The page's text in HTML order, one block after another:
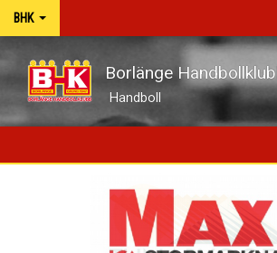
BHK
Borlänge
Handboll